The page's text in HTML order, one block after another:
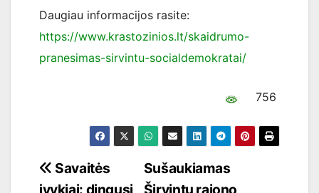
Daugiau informacijos rasite:
https://www.krastozinios.lt/skaidrumo-
pranesimas-sirvintu-socialdemokratai/
756
NavigacijaSušaukiamas
Savaitės